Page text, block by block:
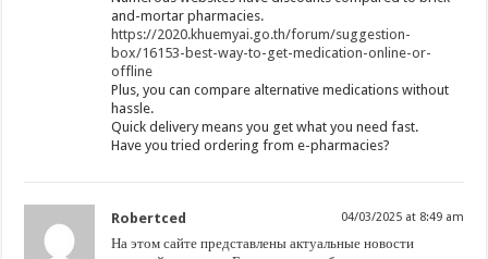
and-mortar pharmacies.
https://2020.khuemyai.go.th/forum/suggestion-
box/16153-best-way-to-get-medication-online-or-
offline
Plus, you can compare alternative medications without
hassle.
Quick delivery means you get what you need fast.
Have you tried ordering from e-pharmacies?
Robertced 04/03/2025 at 8:49 am
На этом сайте представлены актуальные новости